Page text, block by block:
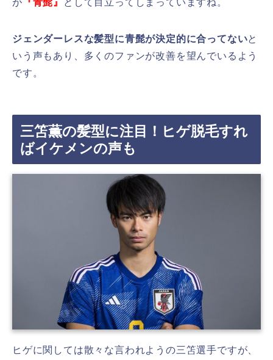
が 『青髭』 として目立ってしまっていますね。
ジェンダーレスな髪型に青髭が決定的に合ってないと
いう声もあり、多くのファンが改善を望んでいるよう
です。
三笘薫の髪型に注目！ヒゲ脱毛すれ
ばイケメンの声も
ヒゲに関しては散々な言われようの三笘選手ですが、